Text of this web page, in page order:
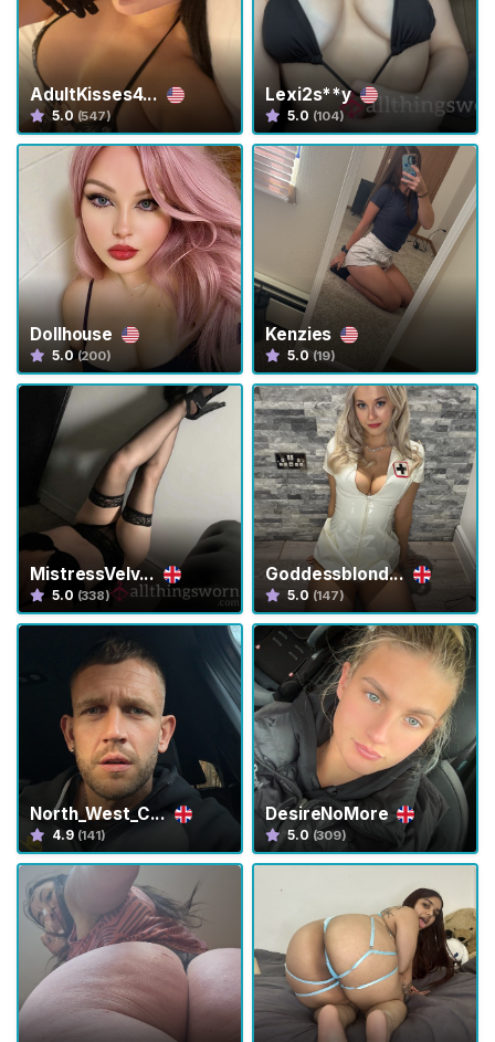
AdultKisses4...
5.0 (547)
Lexi2s**y
5.0 (104)
Dollhouse
5.0 (200)
Kenzies
5.0 (19)
MistressVelv...
5.0 (338)
Goddessblond...
5.0 (147)
North_West_C...
4.9 (141)
DesireNoMore
5.0 (309)
T
I
S
H
E
l
n
t
r
n
t
e
n
u
o
G